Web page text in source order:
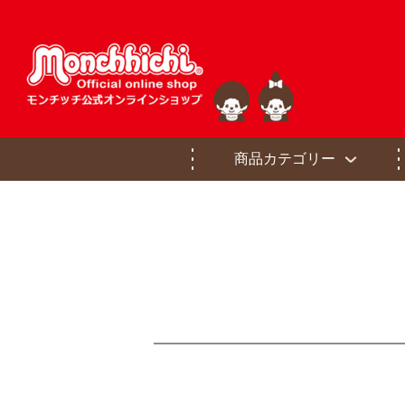
商品カテゴリー